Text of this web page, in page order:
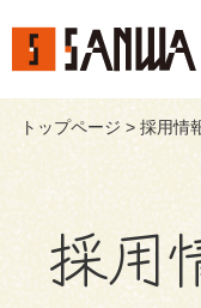
トップページ > 採用情
採用